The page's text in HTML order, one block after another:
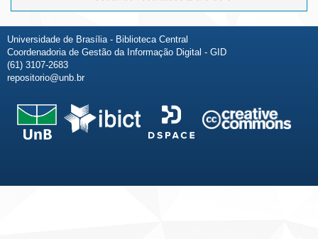
Universidade de Brasília - Biblioteca Central
Coordenadoria de Gestão da Informação Digital - GID
(61) 3107-2683
repositorio@unb.br